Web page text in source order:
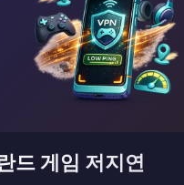
드 게임 저지연